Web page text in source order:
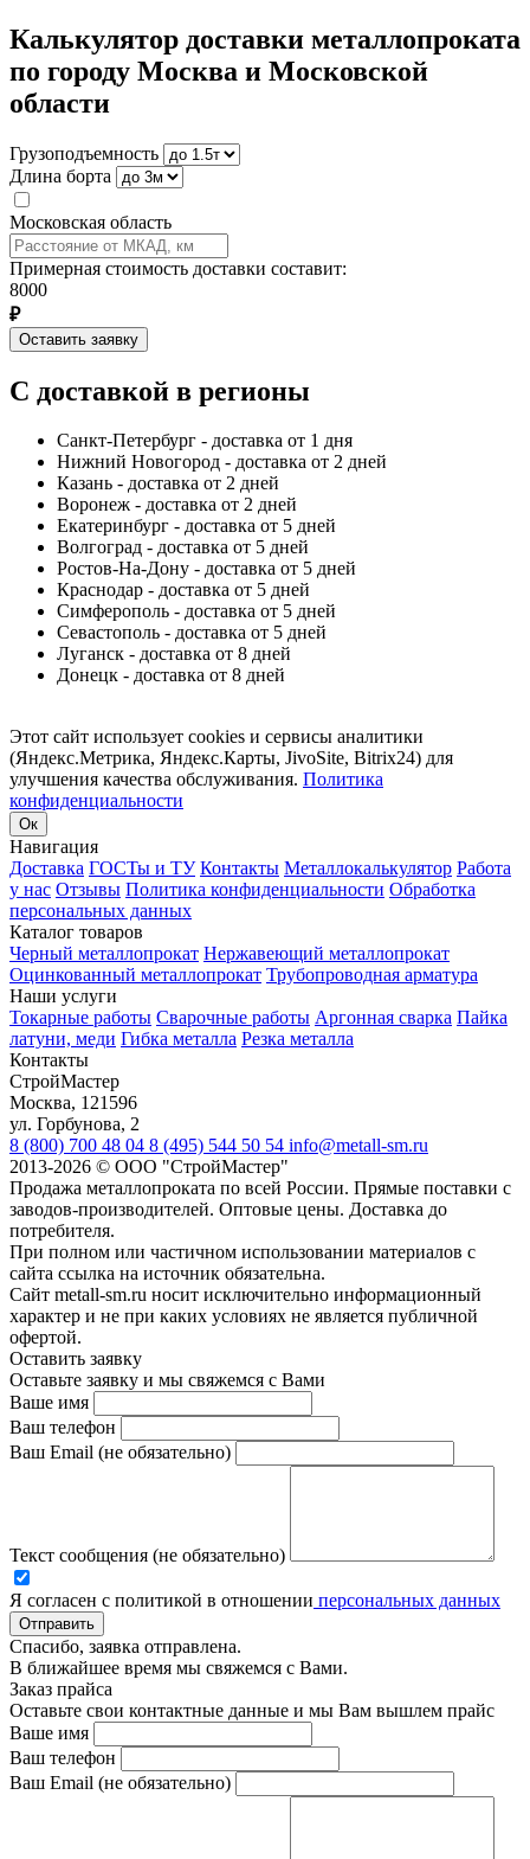
Калькулятор доставки металлопроката
по городу Москва и Московской
области
Грузоподъемность
Длина борта
Московская область
Примерная стоимость доставки составит:
8000
₽
Оставить заявку
С доставкой в регионы
Санкт-Петербург - доставка от 1 дня
Нижний Новогород - доставка от 2 дней
Казань - доставка от 2 дней
Воронеж - доставка от 2 дней
Екатеринбург - доставка от 5 дней
Волгоград - доставка от 5 дней
Ростов-На-Дону - доставка от 5 дней
Краснодар - доставка от 5 дней
Симферополь - доставка от 5 дней
Севастополь - доставка от 5 дней
Луганск - доставка от 8 дней
Донецк - доставка от 8 дней
Этот сайт использует cookies и сервисы аналитики
(Яндекс.Метрика, Яндекс.Карты, JivoSite, Bitrix24) для
улучшения качества обслуживания. Политика
конфиденциальности
Ок
Навигация
Доставка ГОСТы и ТУ Контакты Металлокалькулятор Работа
у нас Отзывы Политика конфиденциальности Обработка
персональных данных
Каталог товаров
Черный металлопрокат Нержавеющий металлопрокат
Оцинкованный металлопрокат Трубопроводная арматура
Наши услуги
Токарные работы Сварочные работы Аргонная сварка Пайка
латуни, меди Гибка металла Резка металла
Контакты
СтройМастер
Москва, 121596
ул. Горбунова, 2
8 (800) 700 48 04 8 (495) 544 50 54 info@metall-sm.ru
2013-2026 © ООО "СтройМастер"
Продажа металлопроката по всей России. Прямые поставки с
заводов-производителей. Оптовые цены. Доставка до
потребителя.
При полном или частичном использовании материалов с
сайта ссылка на источник обязательна.
Сайт metall-sm.ru носит исключительно информационный
характер и не при каких условиях не является публичной
офертой.
Оставить заявку
Оставьте заявку и мы свяжемся с Вами
Ваше имя
Ваш телефон
Ваш Email (не обязательно)
Текст сообщения (не обязательно)
Я согласен с политикой в отношении персональных данных
Отправить
Спасибо, заявка отправлена.
В ближайшее время мы свяжемся с Вами.
Заказ прайса
Оставьте свои контактные данные и мы Вам вышлем прайс
Ваше имя
Ваш телефон
Ваш Email (не обязательно)